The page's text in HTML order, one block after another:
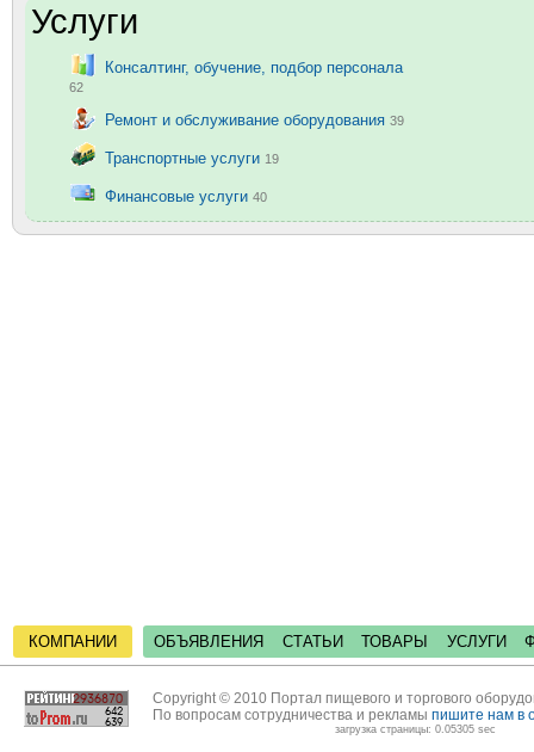
Услуги
Консалтинг, обучение, подбор персонала
62
Ремонт и обслуживание оборудования 39
Транспортные услуги 19
Финансовые услуги 40
КОМПАНИИ ОБЪЯВЛЕНИЯ СТАТЬИ ТОВАРЫ УСЛУГИ
Copyright © 2010 Портал пищевого и торгового
По вопросам сотрудничества и рекламы пишите нам в
загрузка страницы: 0.05305 sec